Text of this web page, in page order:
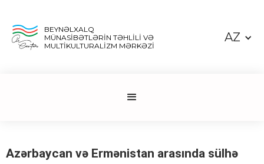
BEYNƏLXALQ
MÜNASİBƏTLƏRİN TƏHLİLİ VƏ
MULTİKULTURALİZM MƏRKƏZİ
AZ
Azərbaycan və Ermənistan arasında sülhə